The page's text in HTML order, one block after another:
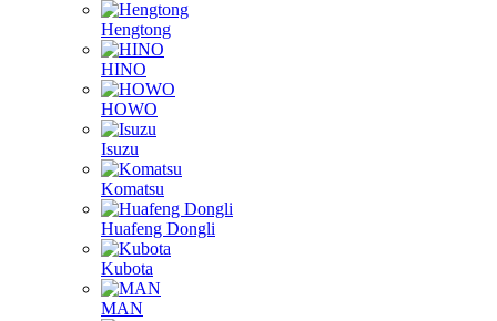
Hengtong
HINO
HOWO
Isuzu
Komatsu
Huafeng Dongli
Kubota
MAN